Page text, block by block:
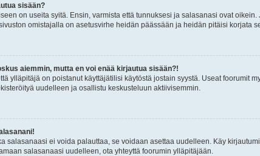
sisään?
on useita syitä. Ensin, varmista että tunnuksesi ja salasanasi ovat
omistajalla on asetusvirhe heidän päässään ja heidän pitäisi korjata
aiemmin, mutta en voi enää kirjautua sisään?!
ylläpitäjä on poistanut käyttäjätilisi käytöstä jostain syystä. Useat foorumit
uudelleen ja osallistu keskusteluun aktiivisemmin.
salasanaasi ei voida palauttaa, se voidaan asettaa uudelleen. Käy
salasanaasi uudelleen, ota yhteyttä foorumin ylläpitäjään.